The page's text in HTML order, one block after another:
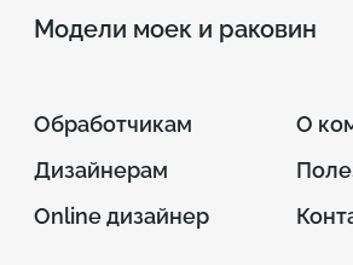
Модели моек и раковин
Обработчикам
Дизайнерам
Online дизайнер
О